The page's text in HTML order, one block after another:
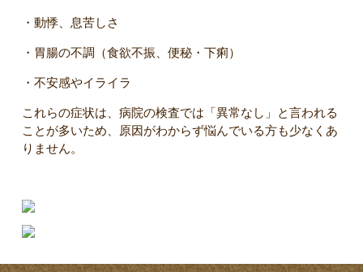
・動悸、息苦しさ
・胃腸の不調（食欲不振、便秘・下痢）
・不安感やイライラ
これらの症状は、病院の検査では「異常なし」と言われる
ことが多いため、原因がわからず悩んでいる方も少なくあ
りません。